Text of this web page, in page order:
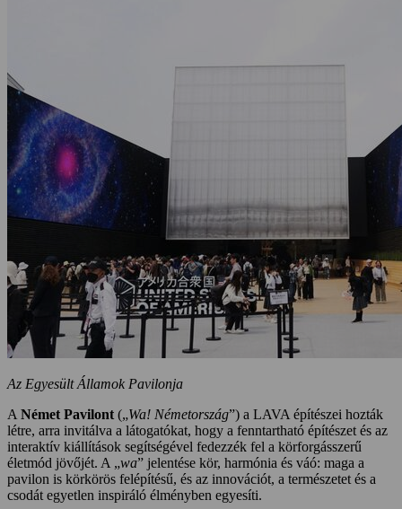
Az Egyesült Államok Pavilonja
A Német Pavilont („Wa! Németország”) a LAVA építészei hozták
létre, arra invitálva a látogatókat, hogy a fenntartható építészet és az
interaktív kiállítások segítségével fedezzék fel a körforgásszerű
életmód jövőjét. A „wa” jelentése kör, harmónia és váó: maga a
pavilon is körkörös felépítésű, és az innovációt, a természetet és a
csodát egyetlen inspiráló élményben egyesíti.